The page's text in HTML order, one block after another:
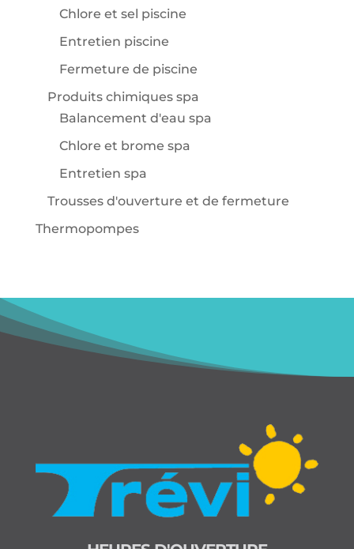
Chlore et sel piscine
Entretien piscine
Fermeture de piscine
Produits chimiques spa
Balancement d'eau spa
Chlore et brome spa
Entretien spa
Trousses d'ouverture et de fermeture
Thermopompes